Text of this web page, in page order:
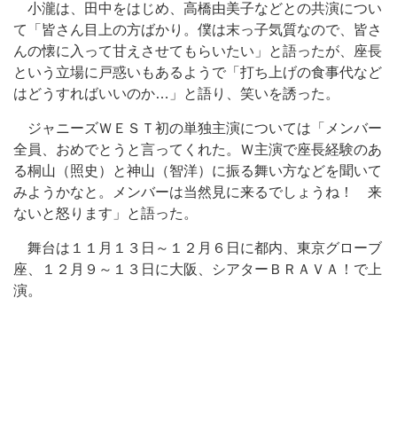
小瀧は、田中をはじめ、高橋由美子などとの共演につい
て「皆さん目上の方ばかり。僕は末っ子気質なので、皆さ
んの懐に入って甘えさせてもらいたい」と語ったが、座長
という立場に戸惑いもあるようで「打ち上げの食事代など
はどうすればいいのか…」と語り、笑いを誘った。
ジャニーズＷＥＳＴ初の単独主演については「メンバー
全員、おめでとうと言ってくれた。Ｗ主演で座長経験のあ
る桐山（照史）と神山（智洋）に振る舞い方などを聞いて
みようかなと。メンバーは当然見に来るでしょうね！ 来
ないと怒ります」と語った。
舞台は１１月１３日～１２月６日に都内、東京グローブ
座、１２月９～１３日に大阪、シアターＢＲＡＶＡ！で上
演。